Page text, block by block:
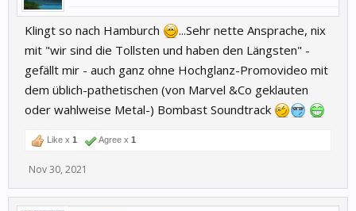
Klingt so nach Hamburch
...Sehr nette Ansprache, nix
mit "wir sind die Tollsten und haben den Längsten" -
gefällt mir - auch ganz ohne Hochglanz-Promovideo mit
dem üblich-pathetischen (von Marvel &Co geklauten
oder wahlweise Metal-) Bombast Soundtrack
Like x 1 Agree x 1
Nov 30, 2021